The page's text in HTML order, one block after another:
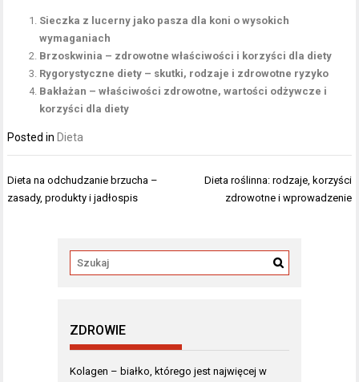
Sieczka z lucerny jako pasza dla koni o wysokich
wymaganiach
Brzoskwinia – zdrowotne właściwości i korzyści dla diety
Rygorystyczne diety – skutki, rodzaje i zdrowotne ryzyko
Bakłażan – właściwości zdrowotne, wartości odżywcze i
korzyści dla diety
Posted in Dieta
Nawigacja
wpisu
Dieta na odchudzanie brzucha –
zasady, produkty i jadłospis
Dieta roślinna: rodzaje, korzyści
zdrowotne i wprowadzenie
ZDROWIE
Kolagen – białko, którego jest najwięcej w